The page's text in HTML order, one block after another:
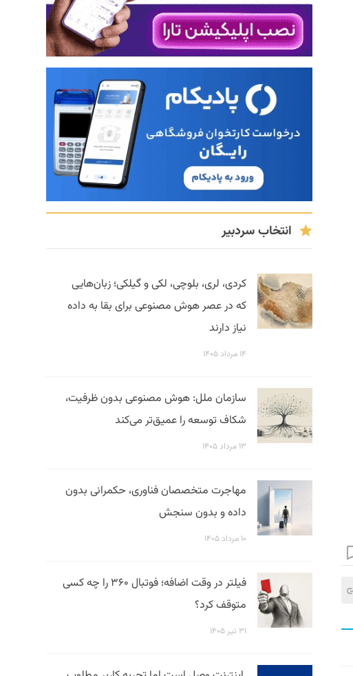
انتخاب سردبیر
کردی، لری، بلوچی، لکی و گیلکی؛ زبان‌هایی
که در عصر هوش مصنوعی برای بقا به داده
نیاز دارند
۱۴ مرداد ۱۴۰۵
سازمان ملل: هوش مصنوعی بدون ظرفیت،
شکاف توسعه را عمیق‌تر می‌کند
۱۳ مرداد ۱۴۰۵
مهاجرت متخصصان فناوری، حکمرانی بدون
داده و بدون سنجش
۱۰ مرداد ۱۴۰۵
فیلتر در وقت اضافه؛ فوتبال ۳۶۰ را چه کسی
متوقف کرد؟
۳۱ تیر ۱۴۰۵